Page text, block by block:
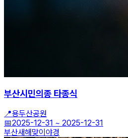
부산시민의종 타종식
📍용두산공원
📅2025-12-31 ~ 2025-12-31
부산새해맞이 야경